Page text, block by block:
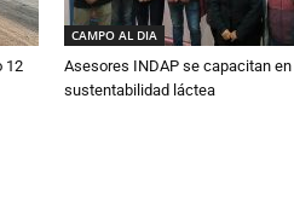
12
CAMPO AL DIA
Asesores INDAP se capacitan en
sustentabilidad láctea